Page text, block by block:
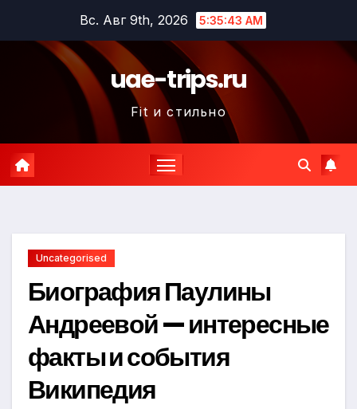
содержимому
Вс. Авг 9th, 2026 5:35:44 AM
uae-trips.ru
Fit и стильно
Uncategorised
Биография Паулины
Андреевой — интересные
факты и события
Википедия